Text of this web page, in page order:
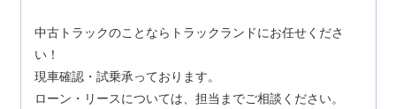
中古トラックのことならトラックランドにお任せくださ
い！
現車確認・試乗承っております。
ローン・リースについては、担当までご相談ください。